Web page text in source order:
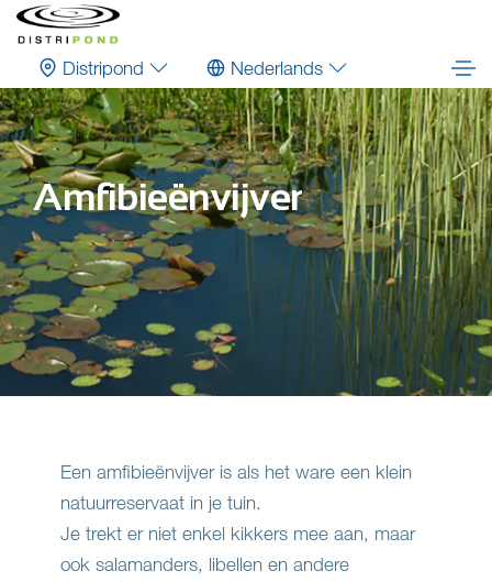
Distripond Nederlands
Amfibieënvijver
Een amfibieënvijver is als het ware een klein
natuurreservaat in je tuin.
Je trekt er niet enkel kikkers mee aan, maar
ook salamanders, libellen en andere